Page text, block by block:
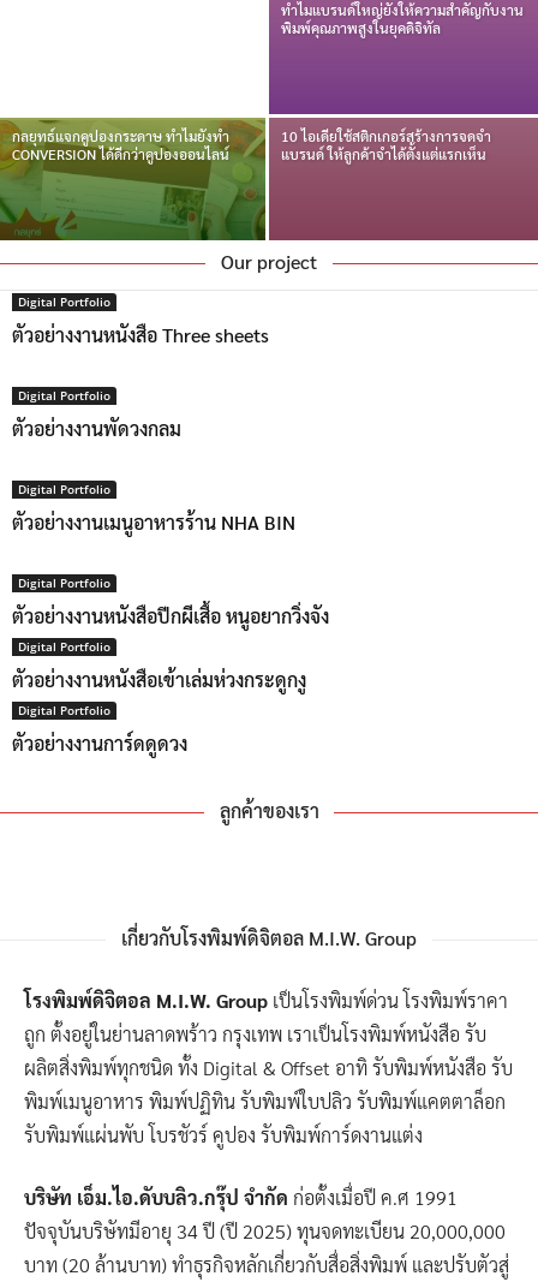
ครบวงจร ยกระดับคุณภาพ SILVER HALIDE สู่การ
ทำไมแบรนด์ใหญ่ยังให้ความสำคัญกับงาน
พิมพ์คุณภาพสูงในยุคดิจิทัล
กลยุทธ์แจกคูปองกระดาษ ทำไมยังทำ
CONVERSION ได้ดีกว่าคูปองออนไลน์
10 ไอเดียใช้สติกเกอร์สร้างการจดจำ
แบรนด์ ให้ลูกค้าจำได้ตั้งแต่แรกเห็น
Our project
Digital Portfolio
ตัวอย่างงานหนังสือ Three sheets
Digital Portfolio
ตัวอย่างงานพัดวงกลม
Digital Portfolio
ตัวอย่างงานเมนูอาหารร้าน NHA BIN
Digital Portfolio
ตัวอย่างงานหนังสือปีกผีเสื้อ หนูอยากวิ่งจัง
Digital Portfolio
ตัวอย่างงานหนังสือเข้าเล่มห่วงกระดูกงู
Digital Portfolio
ตัวอย่างงานการ์ดดูดวง
ลูกค้าของเรา
เกี่ยวกับโรงพิมพ์ดิจิตอล M.I.W. Group
โรงพิมพ์ดิจิตอล M.I.W. Group เป็นโรงพิมพ์ด่วน โรงพิมพ์ราคา
ถูก ตั้งอยู่ในย่านลาดพร้าว กรุงเทพ เราเป็นโรงพิมพ์หนังสือ รับ
ผลิตสิ่งพิมพ์ทุกชนิด ทั้ง Digital & Offset อาทิ รับพิมพ์หนังสือ รับ
พิมพ์เมนูอาหาร พิมพ์ปฏิทิน รับพิมพ์ใบปลิว รับพิมพ์แคตตาล็อก
รับพิมพ์แผ่นพับ โบรชัวร์ คูปอง รับพิมพ์การ์ดงานแต่ง
บริษัท เอ็ม.ไอ.ดับบลิว.กรุ๊ป จำกัด ก่อตั้งเมื่อปี ค.ศ 1991
ปัจจุบันบริษัทมีอายุ 34 ปี (ปี 2025) ทุนจดทะเบียน 20,000,000
บาท (20 ล้านบาท) ทำธุรกิจหลักเกี่ยวกับสื่อสิ่งพิมพ์ และปรับตัวสู่